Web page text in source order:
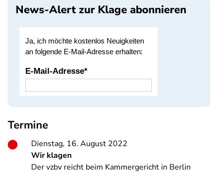
News-Alert zur Klage abonnieren
Termine
Dienstag, 16. August 2022
Wir klagen
Der vzbv reicht beim Kammergericht in Berlin